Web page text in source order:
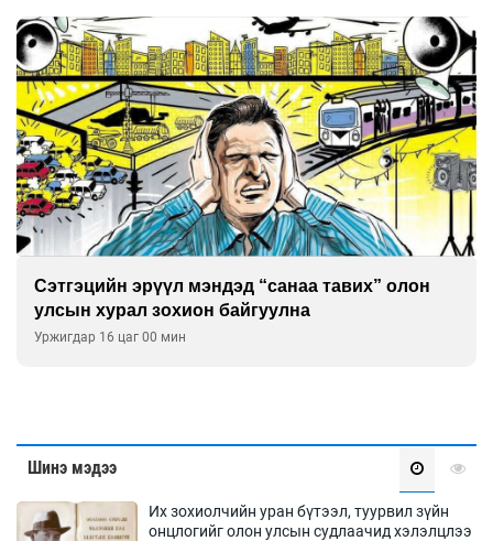
Сэтгэцийн эрүүл мэндэд “санаа тавих” олон
улсын хурал зохион байгуулна
Уржигдар 16 цаг 00 мин
Шинэ мэдээ
Их зохиолчийн уран бүтээл, туурвил зүйн
онцлогийг олон улсын судлаачид хэлэлцлээ